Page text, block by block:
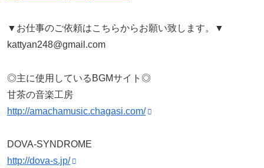
▼お仕事のご依頼はこちらからお願い致します。▼
kattyan248@gmail.com
◎主に使用しているBGMサイト◎
甘茶の音楽工房
http://amachamusic.chagasi.com/
DOVA-SYNDROME
http://dova-s.jp/